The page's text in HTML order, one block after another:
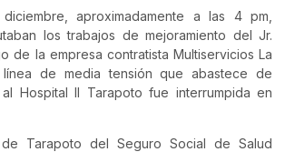
aproximadamente a las 4 pm,
los trabajos de mejoramiento del Jr.
de la empresa contratista Multiservicios La
línea de media tensión que abastece de
Hospital II Tarapoto fue interrumpida en
Tarapoto del Seguro Social de Salud